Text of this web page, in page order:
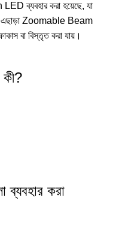
ব্যবহার করা হয়েছে, যা
এছাড়া Zoomable Beam
বা বিস্তৃত করা যায়।
করা